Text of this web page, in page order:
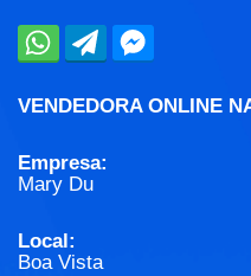
VENDEDORA ONLINE
Empresa:
Mary Du
Local:
Boa Vista